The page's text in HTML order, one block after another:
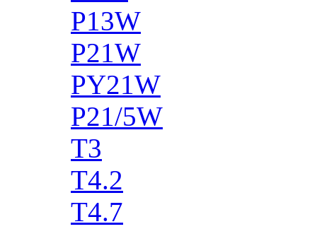
P13W
P21W
PY21W
P21/5W
T3
T4.2
T4.7